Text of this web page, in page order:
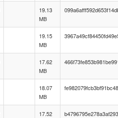
19.13
MB
19.15
MB
17.62
MB
18.07
MB
17.52